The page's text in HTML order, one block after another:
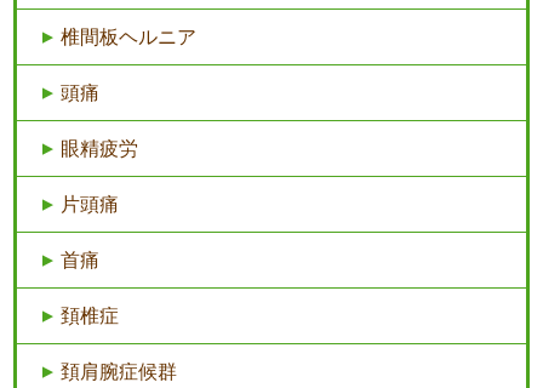
椎間板ヘルニア
頭痛
眼精疲労
片頭痛
首痛
頚椎症
頚肩腕症候群